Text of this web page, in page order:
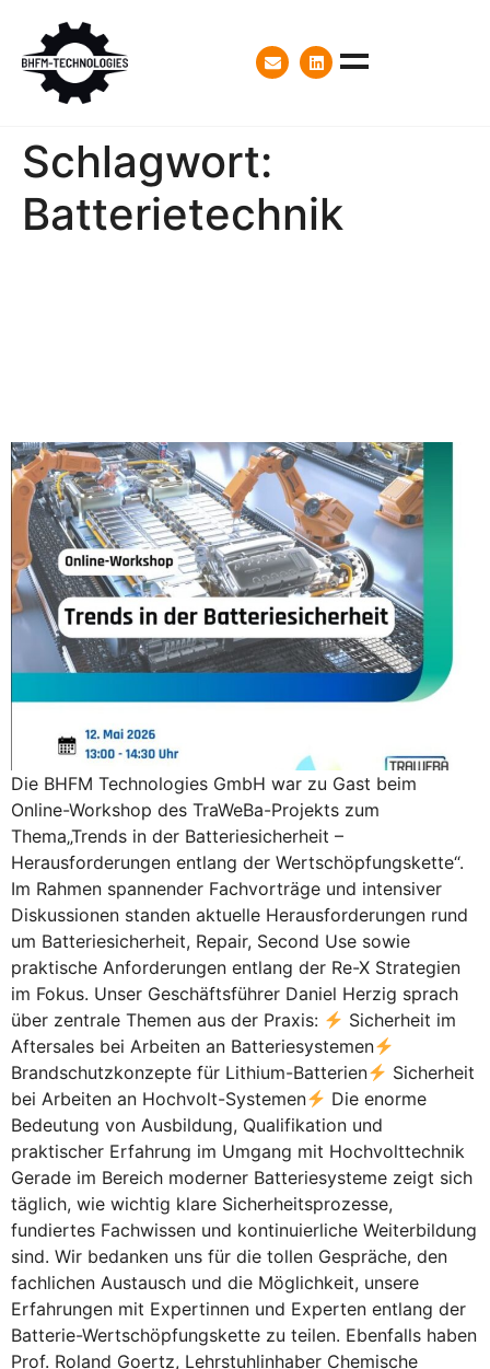
Schlagwort:
Batterietechnik
Die BHFM Technologies GmbH war zu Gast beim
Online-Workshop des TraWeBa-Projekts zum
Thema„Trends in der Batteriesicherheit –
Herausforderungen entlang der Wertschöpfungskette“.
Im Rahmen spannender Fachvorträge und intensiver
Diskussionen standen aktuelle Herausforderungen rund
um Batteriesicherheit, Repair, Second Use sowie
praktische Anforderungen entlang der Re-X Strategien
im Fokus. Unser Geschäftsführer Daniel Herzig sprach
über zentrale Themen aus der Praxis:
Sicherheit im
Aftersales bei Arbeiten an Batteriesystemen
Brandschutzkonzepte für Lithium-Batterien
Sicherheit
bei Arbeiten an Hochvolt-Systemen
Die enorme
Bedeutung von Ausbildung, Qualifikation und
praktischer Erfahrung im Umgang mit Hochvolttechnik
Gerade im Bereich moderner Batteriesysteme zeigt sich
täglich, wie wichtig klare Sicherheitsprozesse,
fundiertes Fachwissen und kontinuierliche Weiterbildung
sind. Wir bedanken uns für die tollen Gespräche, den
fachlichen Austausch und die Möglichkeit, unsere
Erfahrungen mit Expertinnen und Experten entlang der
Batterie-Wertschöpfungskette zu teilen. Ebenfalls haben
Prof. Roland Goertz, Lehrstuhlinhaber Chemische